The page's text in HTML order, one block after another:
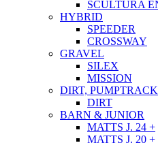
SCULTURA
HYBRID
SPEEDER
CROSSWAY
GRAVEL
SILEX
MISSION
DIRT,
DIRT
BARN & JUNIOR
MATTS J. 24 +
MATTS J. 20 +